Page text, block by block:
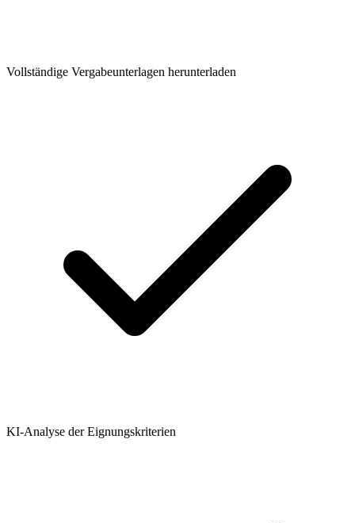
Vollständige Vergabeunterlagen herunterladen
KI-Analyse der Eignungskriterien